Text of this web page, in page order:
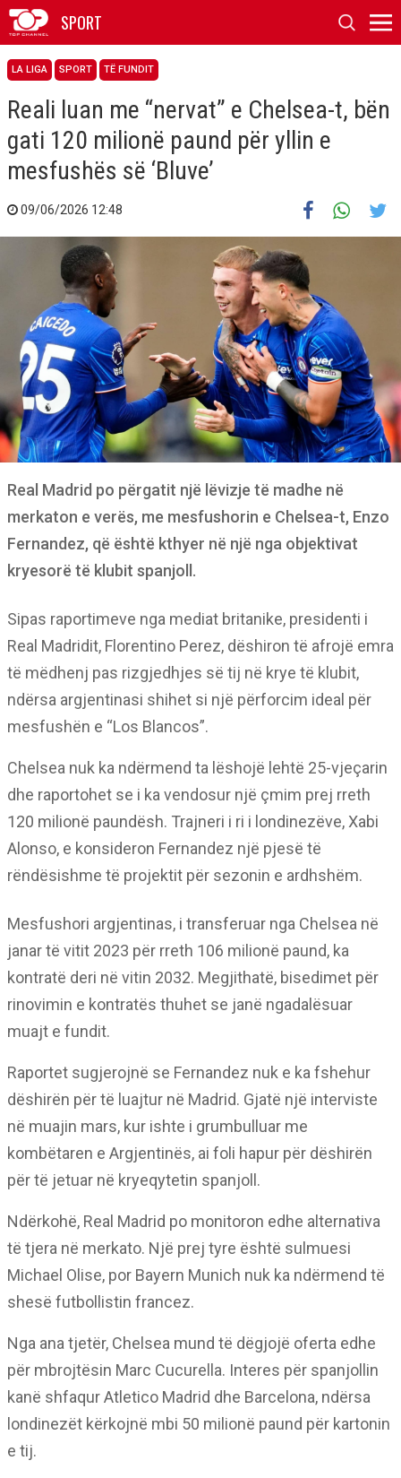
SPORT
LA LIGA SPORT TË FUNDIT
Reali luan me “nervat” e Chelsea-t, bën
gati 120 milionë paund për yllin e
mesfushës së ‘Bluve’
09/06/2026 12:48
Real Madrid po përgatit një lëvizje të madhe në
merkaton e verës, me mesfushorin e Chelsea-t, Enzo
Fernandez, që është kthyer në një nga objektivat
kryesorë të klubit spanjoll.
Sipas raportimeve nga mediat britanike, presidenti i
Real Madridit, Florentino Perez, dëshiron të afrojë emra
të mëdhenj pas rizgjedhjes së tij në krye të klubit,
ndërsa argjentinasi shihet si një përforcim ideal për
mesfushën e “Los Blancos”.
Chelsea nuk ka ndërmend ta lëshojë lehtë 25-vjeçarin
dhe raportohet se i ka vendosur një çmim prej rreth
120 milionë paundësh. Trajneri i ri i londinezëve, Xabi
Alonso, e konsideron Fernandez një pjesë të
rëndësishme të projektit për sezonin e ardhshëm.
Mesfushori argjentinas, i transferuar nga Chelsea në
janar të vitit 2023 për rreth 106 milionë paund, ka
kontratë deri në vitin 2032. Megjithatë, bisedimet për
rinovimin e kontratës thuhet se janë ngadalësuar
muajt e fundit.
Raportet sugjerojnë se Fernandez nuk e ka fshehur
dëshirën për të luajtur në Madrid. Gjatë një interviste
në muajin mars, kur ishte i grumbulluar me
kombëtaren e Argjentinës, ai foli hapur për dëshirën
për të jetuar në kryeqytetin spanjoll.
Ndërkohë, Real Madrid po monitoron edhe alternativa
të tjera në merkato. Një prej tyre është sulmuesi
Michael Olise, por Bayern Munich nuk ka ndërmend të
shesë futbollistin francez.
Nga ana tjetër, Chelsea mund të dëgjojë oferta edhe
për mbrojtësin Marc Cucurella. Interes për spanjollin
kanë shfaqur Atletico Madrid dhe Barcelona, ndërsa
londinezët kërkojnë mbi 50 milionë paund për kartonin
e tij.